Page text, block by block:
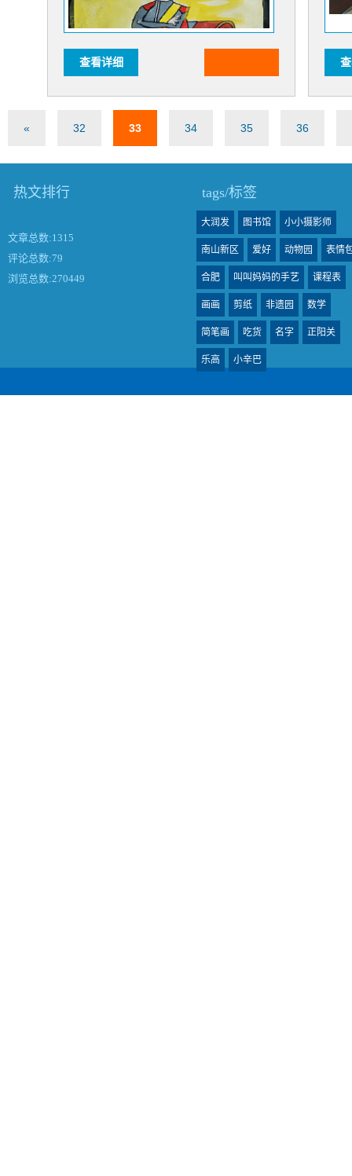
查看详细
« 32 33 34 35 36
热文排行
文章总数:1315
评论总数:79
浏览总数:270449
tags/标签
大润发 图书馆 小小摄影师
南山新区 爱好 动物园 表情
合肥 叫叫妈妈的手艺 课程表
画画 剪纸 非遗园 数学
简笔画 吃货 名字 正阳关
乐高 小辛巴